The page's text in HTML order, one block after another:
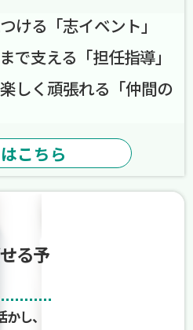
る「志イベント」
支える「担任指導」
しく頑張れる「仲間の
こちら
る予
し、